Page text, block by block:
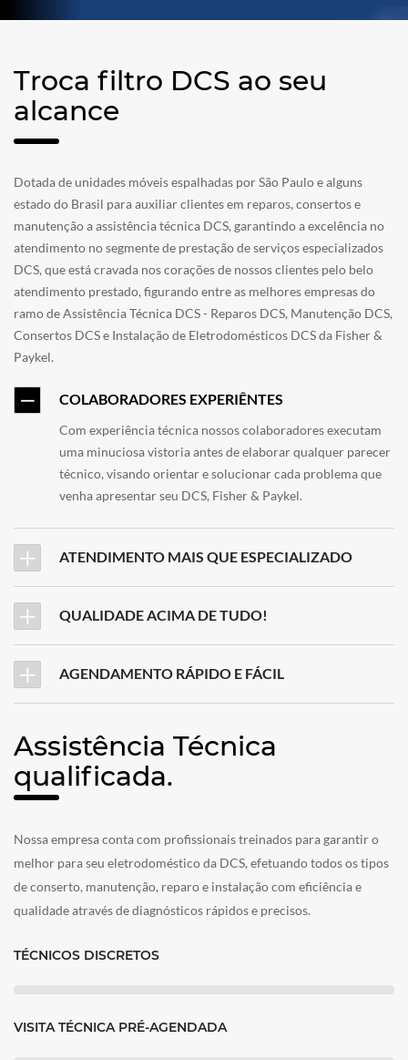
Troca filtro DCS ao seu
alcance
Dotada de unidades móveis espalhadas por São Paulo e alguns
estado do Brasil para auxiliar clientes em reparos, consertos e
manutenção a assistência técnica DCS, garantindo a excelência no
atendimento no segmente de prestação de serviços especializados
DCS, que está cravada nos corações de nossos clientes pelo belo
atendimento prestado, figurando entre as melhores empresas do
ramo de Assistência Técnica DCS - Reparos DCS, Manutenção DCS,
Consertos DCS e Instalação de Eletrodomésticos DCS da Fisher &
Paykel.
COLABORADORES EXPERIÊNTES
Com experiência técnica nossos colaboradores executam
uma minuciosa vistoria antes de elaborar qualquer parecer
técnico, visando orientar e solucionar cada problema que
venha apresentar seu DCS, Fisher & Paykel.
ATENDIMENTO MAIS QUE ESPECIALIZADO
QUALIDADE ACIMA DE TUDO!
AGENDAMENTO RÁPIDO E FÁCIL
Assistência Técnica
qualificada.
Nossa empresa conta com profissionais treinados para garantir o
melhor para seu eletrodoméstico da DCS, efetuando todos os tipos
de conserto, manutenção, reparo e instalação com eficiência e
qualidade através de diagnósticos rápidos e precisos.
TÉCNICOS DISCRETOS
VISITA TÉCNICA PRÉ-AGENDADA